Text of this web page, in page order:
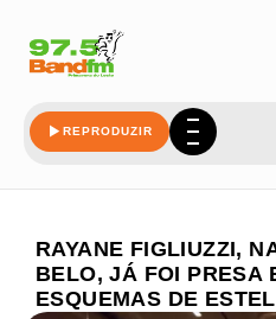
REPRODUZIR
RAYANE FIGLIUZZI,
BELO, JÁ FOI PRESA
ESQUEMAS DE